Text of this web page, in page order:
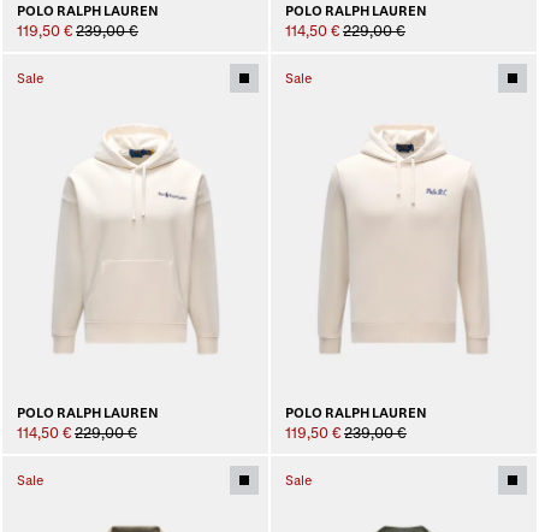
POLO RALPH LAUREN
119,50 € 239,00 €
POLO RALPH LAUREN
114,50 € 229,00 €
Sale
POLO RALPH LAUREN
114,50 € 229,00 €
Sale
POLO RALPH LAUREN
119,50 € 239,00 €
Sale Sale